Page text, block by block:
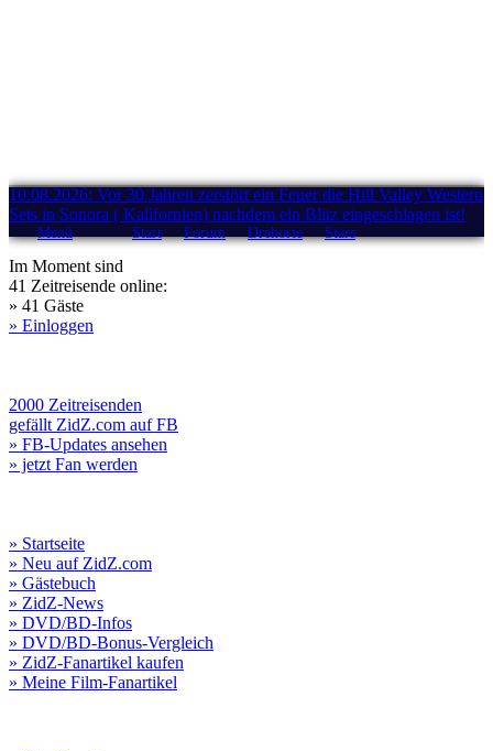
10.08.2026: Vor 30 Jahren zerstört ein Feuer die Hill Valley Western
Sets in Sonora ( Kalifornien) nachdem ein Blitz eingeschlagen ist!
Menü Start Forum Drehorte Stars
Im Moment sind
41 Zeitreisende online:
» 41 Gäste
» Einloggen
2000 Zeitreisenden
gefällt ZidZ.com auf FB
» FB-Updates ansehen
» jetzt Fan werden
» Startseite
» Neu auf ZidZ.com
» Gästebuch
» ZidZ-News
» DVD/BD-Infos
» DVD/BD-Bonus-Vergleich
» ZidZ-Fanartikel kaufen
» Meine Film-Fanartikel